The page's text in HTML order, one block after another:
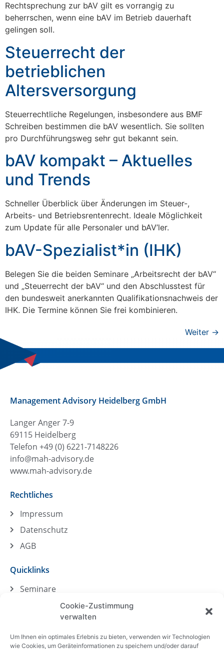
Cookie-Zustimmung
verwalten
Um Ihnen ein optimales Erlebnis zu bieten, verwenden wir Technologien
wie Cookies, um Geräteinformationen zu speichern und/oder darauf
Rechtsprechung zur bAV gilt es vorrangig zu
beherrschen, wenn eine bAV im Betrieb dauerhaft
gelingen soll.
Steuerrecht der
betrieblichen
Altersversorgung
Steuerrechtliche Regelungen, insbesondere aus BMF
Schreiben bestimmen die bAV wesentlich. Sie sollten
pro Durchführungsweg sehr gut bekannt sein.
bAV kompakt – Aktuelles
und Trends
Schneller Überblick über Änderungen im Steuer-,
Arbeits- und Betriebsrentenrecht. Ideale Möglichkeit
zum Update für alle Personaler und bAV’ler.
bAV-Spezialist*in (IHK)
Belegen Sie die beiden Seminare „Arbeitsrecht der bAV“
und „Steuerrecht der bAV“ und den Abschlusstest für
den bundesweit anerkannten Qualifikationsnachweis der
IHK. Die Termine können Sie frei kombinieren.
Weiter →
Management Advisory Heidelberg GmbH
Langer Anger 7-9
69115 Heidelberg
Telefon +49 (0) 6221-7148226
info@mah-advisory.de
www.mah-advisory.de
Rechtliches
Impressum
Datenschutz
AGB
Quicklinks
Seminare
Sachkundelehrgang RB
bAV-Spezialist (IHK)
Inhouse-Seminar